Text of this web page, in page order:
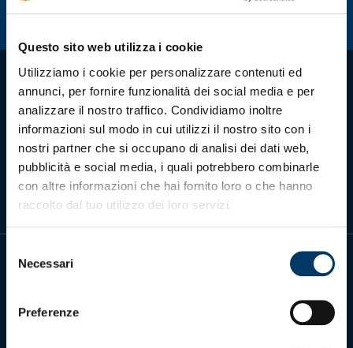
Questo sito web utilizza i cookie
Utilizziamo i cookie per personalizzare contenuti ed
annunci, per fornire funzionalità dei social media e per
analizzare il nostro traffico. Condividiamo inoltre
informazioni sul modo in cui utilizzi il nostro sito con i
nostri partner che si occupano di analisi dei dati web,
pubblicità e social media, i quali potrebbero combinarle
con altre informazioni che hai fornito loro o che hanno
raccolto dal tuo utilizzo dei loro servizi.
delNecessari
Preferenze
Summer Sale
Mare
Accessori
Party
Outlet
Isolani x Genoa
Gift Card Online Store
Scarica l'app ufficiale